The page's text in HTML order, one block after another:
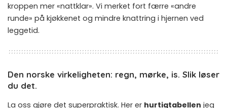
kroppen mer «nattklar». Vi merket fort færre «andre
runde» på kjøkkenet og mindre knattring i hjernen ved
leggetid.
Den norske virkeligheten: regn, mørke, is. Slik løser
du det.
La oss gjøre det superpraktisk. Her er hurtigtabellen jeg